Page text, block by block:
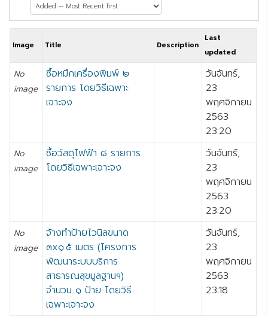
Image Title Description
Last
updated
No
image
ซื้อหมึกเครื่องพิมพ์ ๒
รายการ โดยวิธีเฉพาะ
เจาะจง
วันจันทร์,
23
พฤศจิกายน
2563
23:20
No
image
ซื้อวัสดุไฟฟ้า ๘ รายการ
โดยวิธีเฉพาะเจาะจง
วันจันทร์,
23
พฤศจิกายน
2563
23:20
No
image
จ้างทำป้ายไวนิลขนาด
๓x๑.๕ เมตร (โครงการ
พัฒนาระบบบริการ
สาธารณสุขมูลฐานฯ)
จำนวน ๑ ป้าย โดยวิธี
เฉพาะเจาะจง
วันจันทร์,
23
พฤศจิกายน
2563
23:18